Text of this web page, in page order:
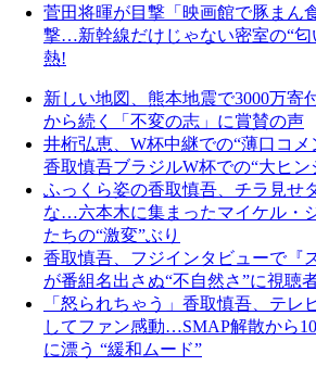
菅田将暉が目撃「映画館で豚まん
撃…新幹線だけじゃない密室の“匂
熱!
新しい地図、熊本地震で3000万
から続く「不変の志」に賞賛の声
井桁弘恵、W杯中継での“薄口コメ
香取慎吾ブラジルW杯での“大ヒン
ふっくら姿の香取慎吾、チラ見せ
な…六本木に集まったマイケル・
たちの“激変”ぶり
香取慎吾、フジインタビューで『
が番組名出さぬ“不自然さ”に視聴
「怒られちゃう」香取慎吾、テレ
してファン感動…SMAP解散から
に漂う “緩和ムード”